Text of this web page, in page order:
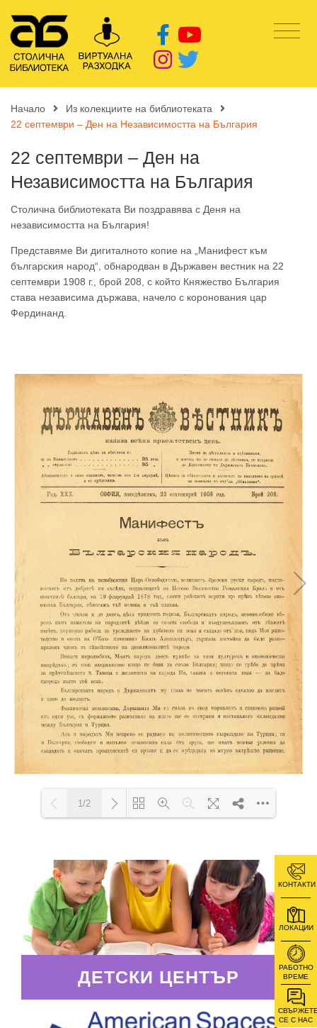
Начало
Из колекциите на библиотеката
22 септември – Ден на Независимостта на България
22 септември – Ден на
Независимостта на България
Столична библиотеката Ви поздравява с Деня на
независимостта на България!
Представяме Ви дигиталното копие на „Манифест към
българския народ“, обнародван в Държавен вестник на 22
септември 1908 г., брой 208, с който Княжество България
става независима държава, начело с коронования цар
Фердинанд.
1/2
ДЕТСКИ ЦЕНТЪР
КОНТАКТИ
ЛОКАЦИИ
РАБОТНО
ВРЕМЕ
СЕ С НАС